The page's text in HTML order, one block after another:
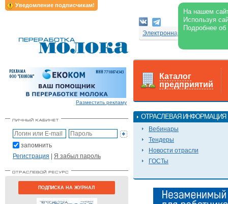
Уведомление подписчикам!
На нашем
Используя
Подробнее
Электронная версия
Разместить рекламу
запомнить
Регистрация | Я забыл пароль
ПОДПИСКА НА ЖУРНАЛ
Каталог
предприятий
ОТРАСЛЕВАЯ ИНФОРМАЦИЯ
Вебинары
Тендеры
Новости отрасли
ГОСТы